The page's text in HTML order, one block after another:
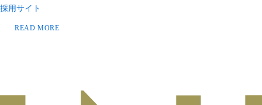
採用サイト
READ MORE